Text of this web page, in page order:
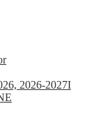
2026-2027I